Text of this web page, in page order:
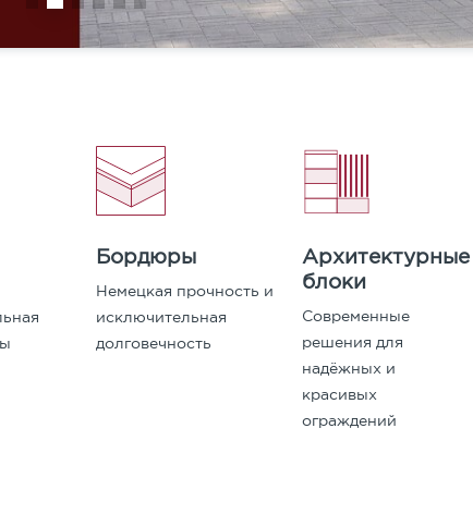
Бордюры
Немецкая прочность и
исключительная
долговечность
Архитектурные
блоки
Современные
решения для
надёжных и
красивых
ограждений